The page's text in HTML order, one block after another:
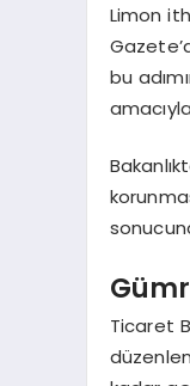
Limon
bu
Ticaret